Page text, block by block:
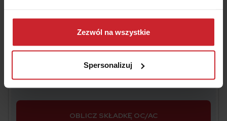
Dowiedz się więcej na temat tego, kim jesteśmy, jak
można się z nami skontaktować i w jaki sposób
przetwarzamy dane osobowe w ramachPolityki
Zezwól na wszystkie
Spersonalizuj
Regulaminświadczenia usług drogą
OBLICZ SKŁADKĘ OC/AC